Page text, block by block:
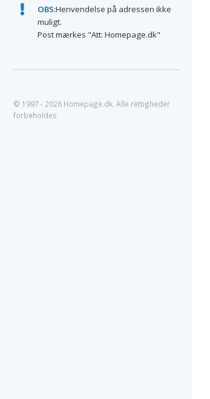
OBS:Henvendelse på adressen ikke
muligt.
Post mærkes "Att: Homepage.dk"
© 1997 - 2026 Homepage.dk. Alle rettigheder
forbeholdes